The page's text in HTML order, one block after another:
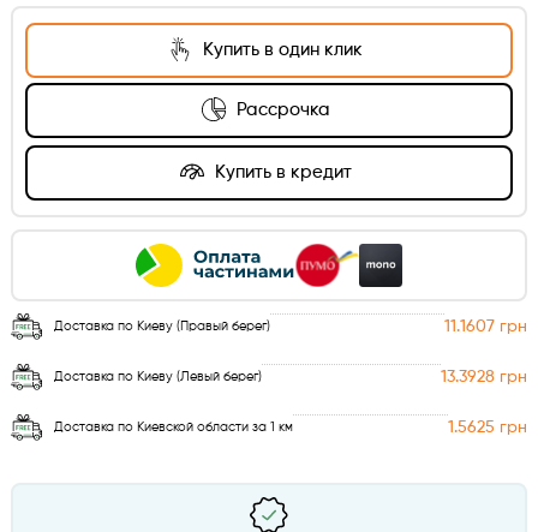
Купить в один клик
Рассрочка
Купить в кредит
Доставка по Киеву (Правый берег) 11.1607 грн
Доставка по Киеву (Левый берег) 13.3928 грн
Доставка по Киевской области за 1 км 1.5625 грн